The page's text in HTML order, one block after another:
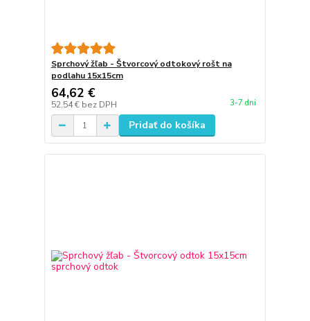
Sprchový žľab - Štvorcový odtokový rošt na
podlahu 15x15cm
64,62 €
52,54 € bez DPH 3-7 dni
Pridať do košíka